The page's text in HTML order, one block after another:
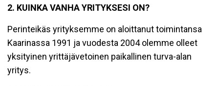
2. KUINKA VANHA YRITYKSESI ON?
Perinteikäs yrityksemme on aloittanut toimintansa
Kaarinassa 1991 ja vuodesta 2004 olemme olleet
yksityinen yrittäjävetoinen paikallinen turva-alan
yritys.